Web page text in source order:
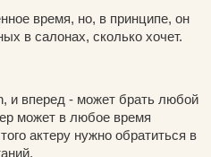
время, но, в принципе, он
в салонах, сколько хочет.
и вперед - может брать любой
может в любое время
актеру нужно обратиться в